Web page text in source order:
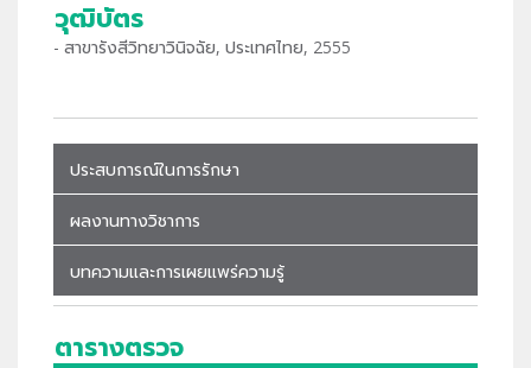
วุฒิบัตร
- สาขารังสีวิทยาวินิจฉัย, ประเทศไทย, 2555
ประสบการณ์ในการรักษา
ผลงานทางวิชาการ
บทความและการเผยแพร่ความรู้
ตารางตรวจ